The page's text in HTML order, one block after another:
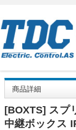
商品詳細
[BOXTS] スプ
中継ボックス